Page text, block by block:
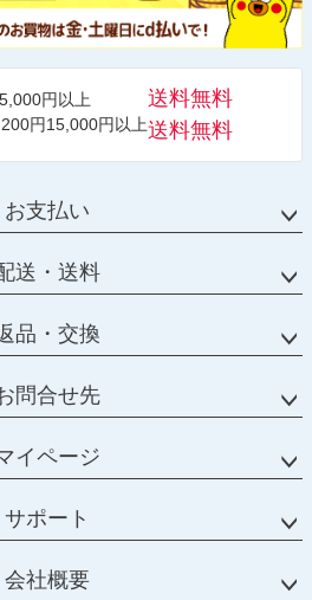
円以上
円15,000円以上
送料無料
送料無料
お支払い
送・送料
品・交換
問合せ先
イページ
サポート
会社概要